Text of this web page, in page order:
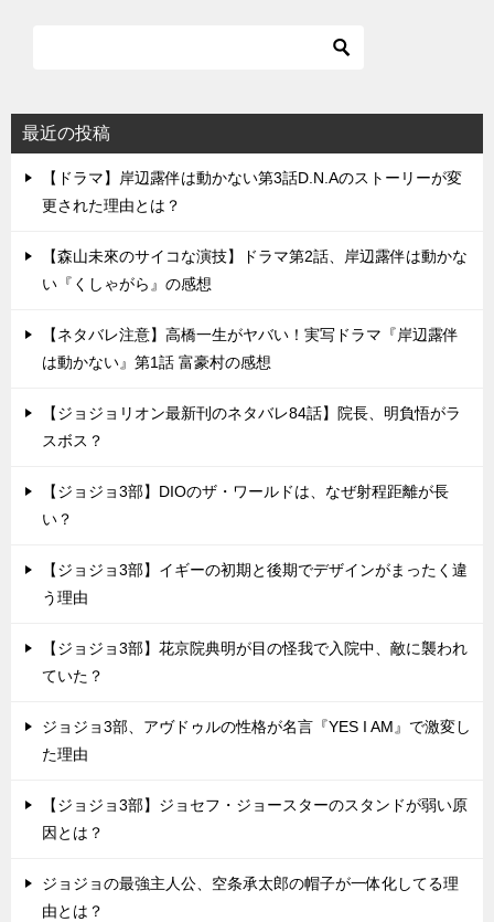
最近の投稿
【ドラマ】岸辺露伴は動かない第3話D.N.Aのストーリーが変
更された理由とは？
【森山未來のサイコな演技】ドラマ第2話、岸辺露伴は動かな
い『くしゃがら』の感想
【ネタバレ注意】高橋一生がヤバい！実写ドラマ『岸辺露伴
は動かない』第1話 富豪村の感想
【ジョジョリオン最新刊のネタバレ84話】院長、明負悟がラ
スボス？
【ジョジョ3部】DIOのザ・ワールドは、なぜ射程距離が長
い？
【ジョジョ3部】イギーの初期と後期でデザインがまったく違
う理由
【ジョジョ3部】花京院典明が目の怪我で入院中、敵に襲われ
ていた？
ジョジョ3部、アヴドゥルの性格が名言『YES I AM』で激変し
た理由
【ジョジョ3部】ジョセフ・ジョースターのスタンドが弱い原
因とは？
ジョジョの最強主人公、空条承太郎の帽子が一体化してる理
由とは？